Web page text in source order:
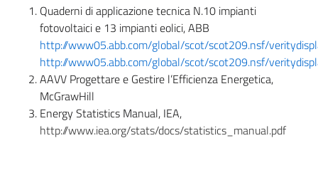
Quaderni di applicazione tecnica N.10 impianti
fotovoltaici e 13 impianti eolici, ABB
http://www05.abb.com/global/scot/scot209.nsf/
http://www05.abb.com/global/scot/scot209.nsf/
AAVV Progettare e Gestire l’Efficienza Energetica,
McGrawHill
Energy Statistics Manual, IEA,
http://www.iea.org/stats/docs/statistics_manual.pdf